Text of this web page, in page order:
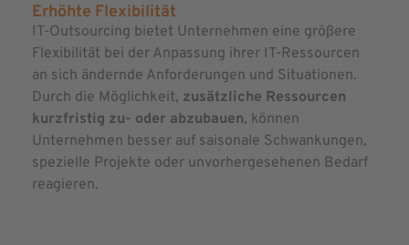
Erhöhte Flexibilität
IT-Outsourcing bietet Unternehmen eine größere
Flexibilität bei der Anpassung ihrer IT-Ressourcen
an sich ändernde Anforderungen und Situationen.
Durch die Möglichkeit, zusätzliche Ressourcen
kurzfristig zu- oder abzubauen, können
Unternehmen besser auf saisonale Schwankungen,
spezielle Projekte oder unvorhergesehenen Bedarf
reagieren.